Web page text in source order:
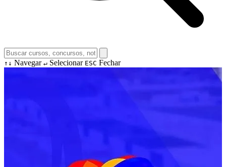
↑↓ Navegar ↵ Selecionar ESC Fechar